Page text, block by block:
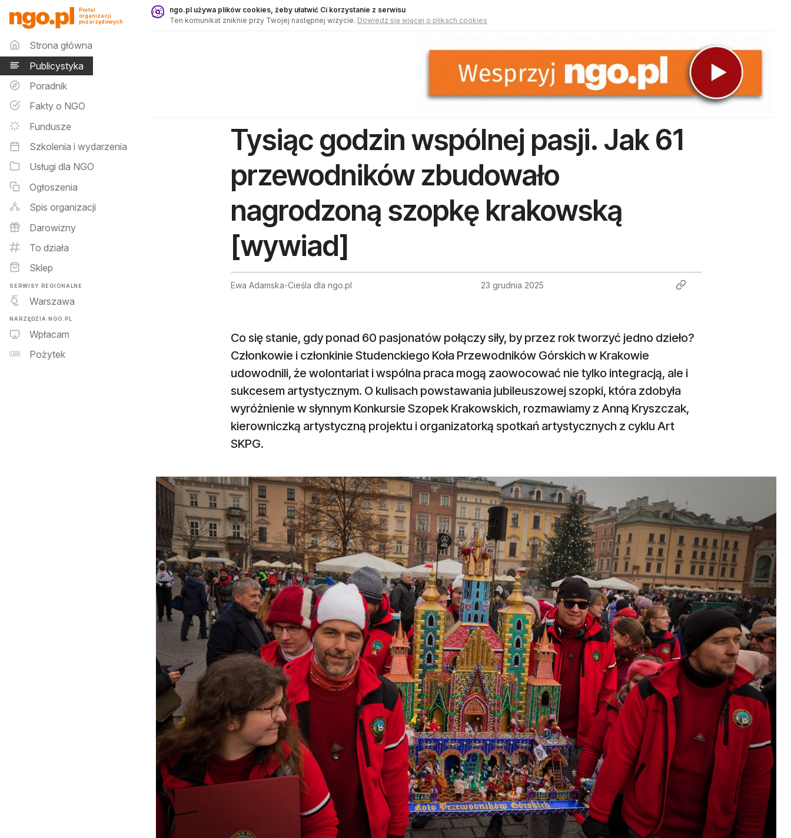
Publicystyka - ngo.pl
Portal
organizacji
pozarządowych
Menu główne
Strona główna
Publicystyka
Poradnik
Fakty o NGO
Fundusze
Szkolenia i wydarzenia
Usługi dla NGO
Ogłoszenia
Spis organizacji
Darowizny
To działa
Sklep
SERWISY REGIONALNE
Warszawa
NARZĘDZIA NGO.PL
Wpłacam
Pożytek
ngo.pl używa plików cookies, żeby ułatwić Ci korzystanie z serwisu
Ten komunikat zniknie przy Twojej następnej wizycie. Dowiedz się więcej o plikach cookies
Tysiąc godzin wspólnej pasji. Jak 61
przewodników zbudowało
nagrodzoną szopkę krakowską
[wywiad]
Ewa Adamska-Cieśla dla ngo.pl 23 grudnia 2025
Co się stanie, gdy ponad 60 pasjonatów połączy siły, by przez rok tworzyć jedno dzieło?
Członkowie i członkinie Studenckiego Koła Przewodników Górskich w Krakowie
udowodnili, że wolontariat i wspólna praca mogą zaowocować nie tylko integracją, ale i
sukcesem artystycznym. O kulisach powstawania jubileuszowej szopki, która zdobyła
wyróżnienie w słynnym Konkursie Szopek Krakowskich, rozmawiamy z Anną Kryszczak,
kierowniczką artystyczną projektu i organizatorką spotkań artystycznych z cyklu Art
SKPG.